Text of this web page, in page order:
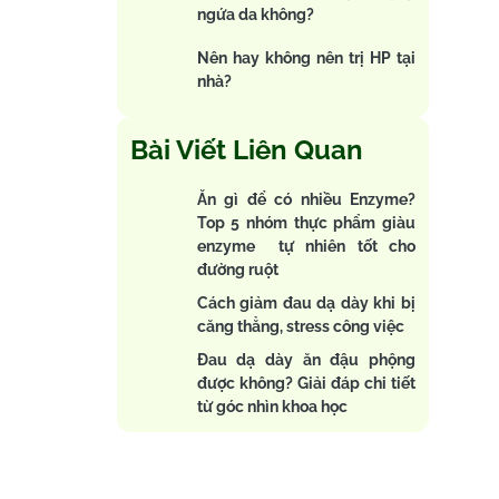
ngứa da không?
Nên hay không nên trị HP tại
nhà?
Bài Viết Liên Quan
Ăn gì để có nhiều Enzyme?
Top 5 nhóm thực phẩm giàu
enzyme tự nhiên tốt cho
đường ruột
Cách giảm đau dạ dày khi bị
căng thẳng, stress công việc
Đau dạ dày ăn đậu phộng
được không? Giải đáp chi tiết
từ góc nhìn khoa học